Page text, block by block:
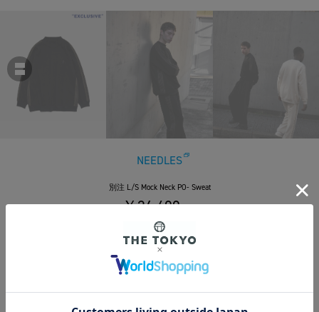
NEEDLES
別注 L/S Mock Neck PO- Sweat
￥26,400
240ポイント付与
カラー